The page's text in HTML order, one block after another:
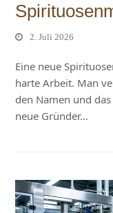
2. Juli 2026
Eine neue
harte Arbeit. Man
den Namen und
neue Gründer…